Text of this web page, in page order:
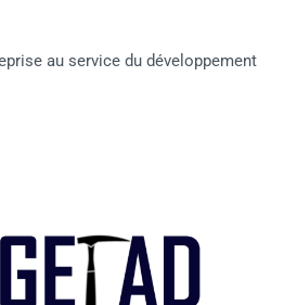
au service du développement